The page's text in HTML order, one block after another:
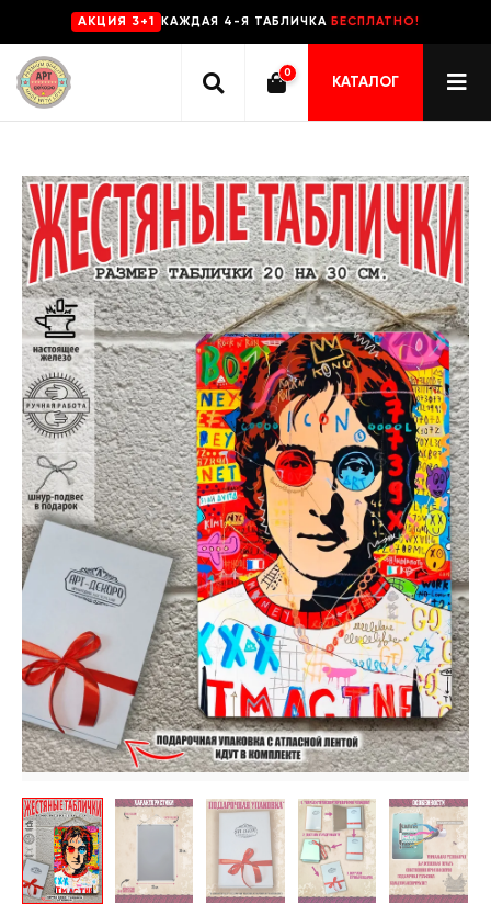
AKЦИЯ 3+1 КАЖДАЯ 4-Я ТАБЛИЧКА БЕСПЛАТНО!
0
КАТАЛОГ